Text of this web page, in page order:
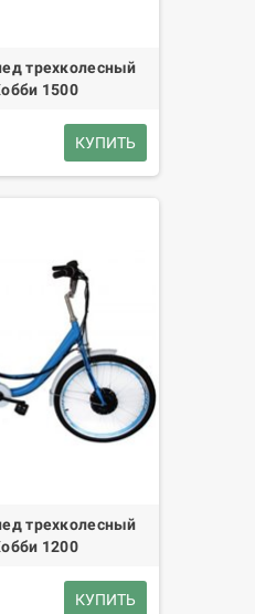
трехколесный
1500
КУПИТЬ
трехколесный
1200
КУПИТЬ